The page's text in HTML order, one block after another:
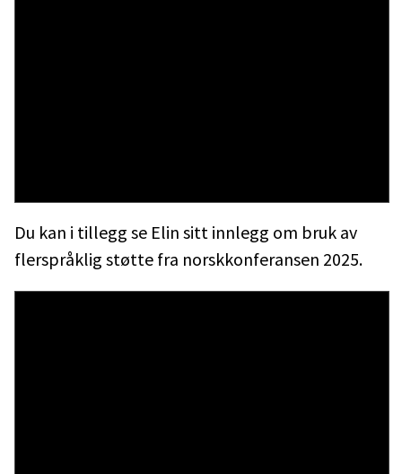
Du kan i tillegg se Elin sitt innlegg om bruk av
flerspråklig støtte fra norskkonferansen 2025.